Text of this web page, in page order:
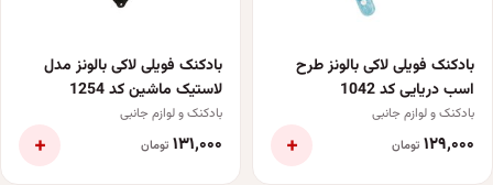
بادکنک فویلی لاکی بالونز طرح
اسب دریایی کد 1042
بادکنک و لوازم جانبی
۱۲۹٬۰۰۰ تومان +
بادکنک فویلی لاکی بالونز مدل
لاستیک ماشین کد 1254
بادکنک و لوازم جانبی
۱۳۱٬۰۰۰ تومان +